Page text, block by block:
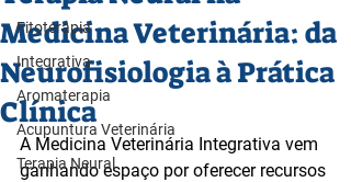
Fitoterapia
Integrativa
Aromaterapia
Acupuntura Veterinária
Terapia Neural
Medicina Veterinária: da
Neurofisiologia à Prática
Clínica
A Medicina Veterinária Integrativa vem
ganhando espaço por oferecer recursos